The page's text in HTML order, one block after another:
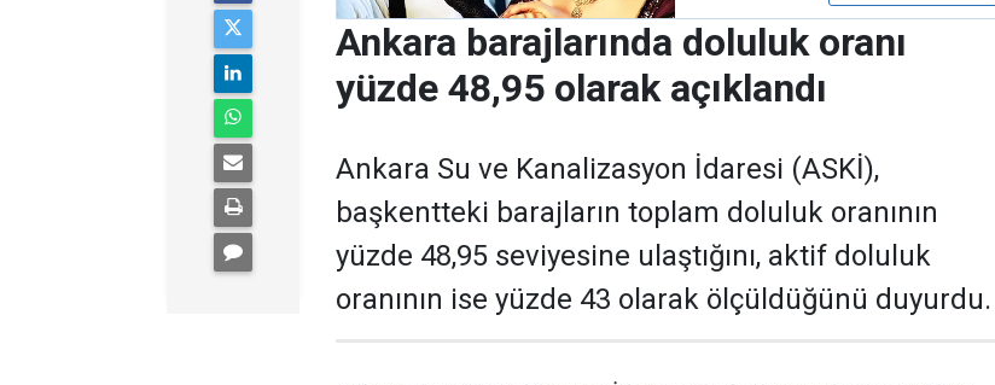
Ankara barajlarında doluluk oranı
yüzde 48,95 olarak açıklandı
Ankara Su ve Kanalizasyon İdaresi (ASKİ),
başkentteki barajların toplam doluluk oranının
yüzde 48,95 seviyesine ulaştığını, aktif doluluk
oranının ise yüzde 43 olarak ölçüldüğünü duyurdu.